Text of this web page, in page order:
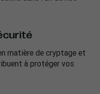
matière de cryptage et
à protéger vos